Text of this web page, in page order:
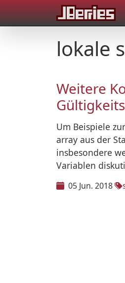
lokale
Weitere
Um Beispiele
array aus der
insbesondere
Variablen
05 Jun. 2018